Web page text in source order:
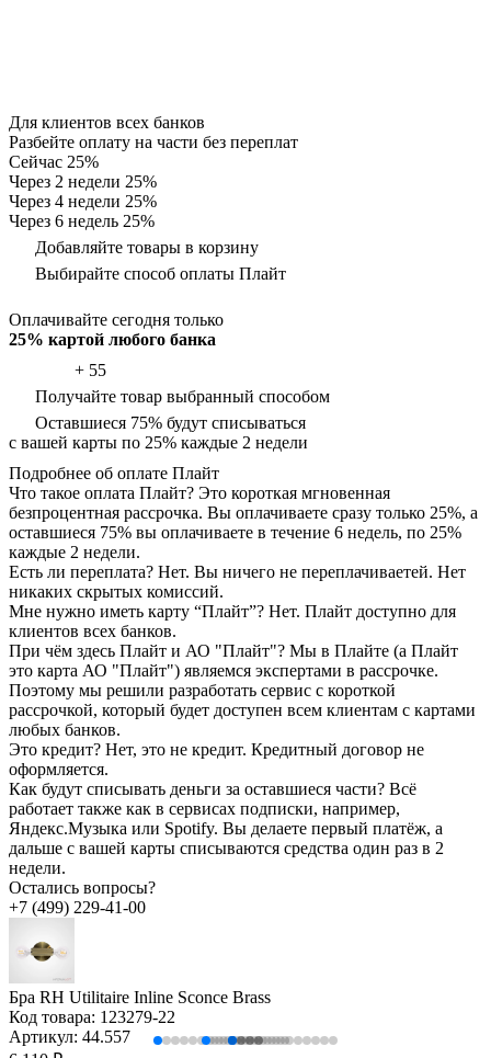
Для клиентов всех банков
Разбейте оплату на части без переплат
Сейчас 25%
Через 2 недели 25%
Через 4 недели 25%
Через 6 недель 25%
Добавляйте товары в корзину
Выбирайте способ оплаты Плайт
Оплачивайте сегодня только
25% картой любого банка
+ 55
Получайте товар выбранный способом
Оставшиеся 75% будут списываться
с вашей карты по 25% каждые 2 недели
Подробнее об оплате Плайт
Что такое оплата Плайт? Это короткая мгновенная
безпроцентная рассрочка. Вы оплачиваете сразу только 25%, а
оставшиеся 75% вы оплачиваете в течение 6 недель, по 25%
каждые 2 недели.
Есть ли переплата? Нет. Вы ничего не переплачиваетей. Нет
никаких скрытых комиссий.
Мне нужно иметь карту “Плайт”? Нет. Плайт доступно для
клиентов всех банков.
При чём здесь Плайт и АО "Плайт"? Мы в Плайте (а Плайт
это карта АО "Плайт") являемся экспертами в рассрочке.
Поэтому мы решили разработать сервис с короткой
рассрочкой, который будет доступен всем клиентам с картами
любых банков.
Это кредит? Нет, это не кредит. Кредитный договор не
оформляется.
Как будут списывать деньги за оставшиеся части? Всё
работает также как в сервисах подписки, например,
Яндекс.Музыка или Spotify. Вы делаете первый платёж, а
дальше с вашей карты списываются средства один раз в 2
недели.
Остались вопросы?
+7 (499) 229-41-00
Бра RH Utilitaire Inline Sconce Brass
Код товара: 123279-22
Артикул: 44.557